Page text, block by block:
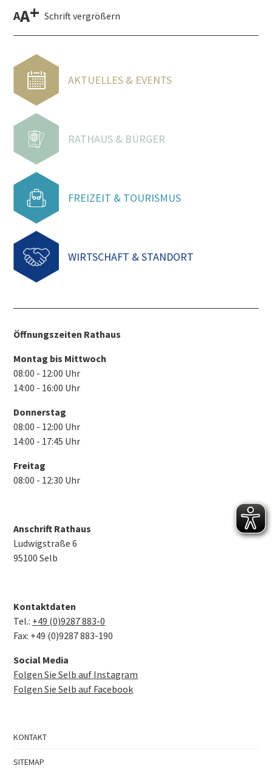
AA+ Schrift vergrößern
AKTUELLES & EVENTS
RATHAUS & BÜRGER
FREIZEIT & TOURISMUS
WIRTSCHAFT & STANDORT
Öffnungszeiten Rathaus
Montag bis Mittwoch
08:00 - 12:00 Uhr
14:00 - 16:00 Uhr
Donnerstag
08:00 - 12:00 Uhr
14:00 - 17:45 Uhr
Freitag
08:00 - 12:30 Uhr
Anschrift Rathaus
Ludwigstraße 6
95100 Selb
Kontaktdaten
Tel.: +49 (0)9287 883-0
Fax: +49 (0)9287 883-190
Social Media
Folgen Sie Selb auf Instagram
Folgen Sie Selb auf Facebook
KONTAKT
SITEMAP